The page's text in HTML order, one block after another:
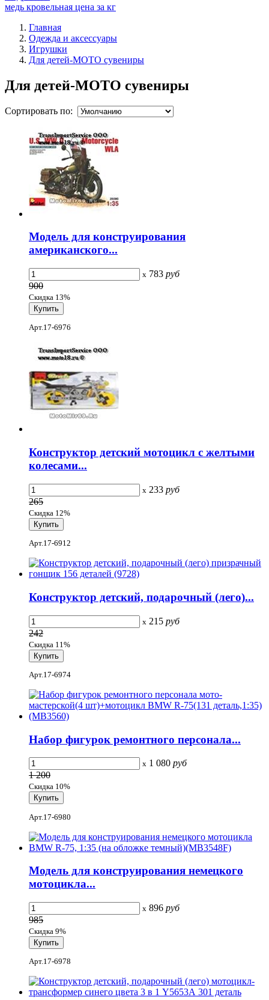
медь кровельная цена за кг
Главная
Одежда и аксессуары
Игрушки
Для детей-МОТО сувениры
Для детей-МОТО сувениры
Сортировать по:
Модель для конструирования
американского...
x 783 руб
900
Скидка 13%
Арт.17-6976
Конструктор детский мотоцикл с желтыми
колесами...
x 233 руб
265
Скидка 12%
Арт.17-6912
Конструктор детский, подарочный (лего)...
x 215 руб
242
Скидка 11%
Арт.17-6974
Набор фигурок ремонтного персонала...
x 1 080 руб
1 200
Скидка 10%
Арт.17-6980
Модель для конструирования немецкого
мотоцикла...
x 896 руб
985
Скидка 9%
Арт.17-6978